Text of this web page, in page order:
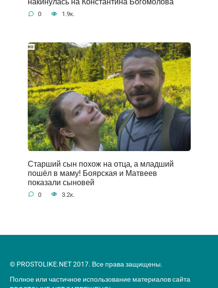
0 1.9к.
Старший сын похож на отца, а младший
пошёл в маму! Боярская и Матвеев
показали сыновей
0 3.2к.
© PROSTOLIKE.NET 2017. Все права защищены.
Полное или частичное использование материалов сайта